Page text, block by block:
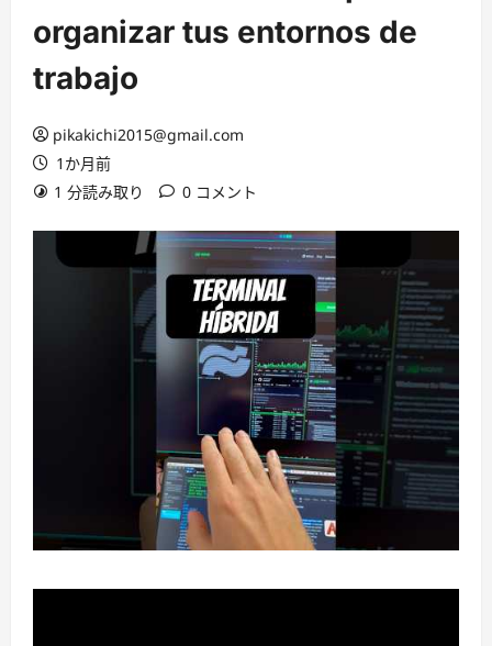
organizar tus entornos de
trabajo
pikakichi2015@gmail.com
1か月前
1 分読み取り
0 コメント